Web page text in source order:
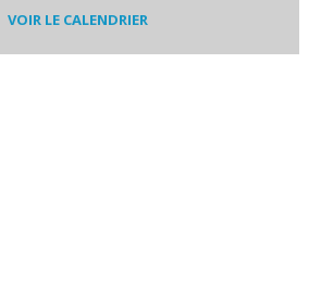
VOIR LE CALENDRIER